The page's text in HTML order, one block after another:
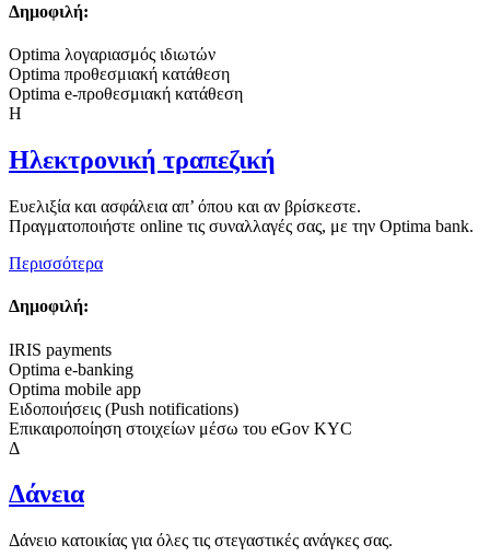
Δημοφιλή:
Optima λογαριασμός ιδιωτών
Optima προθεσμιακή κατάθεση
Optima e-προθεσμιακή κατάθεση
Η
Ηλεκτρονική τραπεζική
Ευελιξία και ασφάλεια απ’ όπου και αν βρίσκεστε.
Πραγματοποιήστε online τις συναλλαγές σας, με την Optima bank.
Περισσότερα
Δημοφιλή:
IRIS payments
Optima e-banking
Optima mobile app
Ειδοποιήσεις (Push notifications)
Επικαιροποίηση στοιχείων μέσω του eGov KYC
Δ
Δάνεια
Δάνειο κατοικίας για όλες τις στεγαστικές ανάγκες σας.